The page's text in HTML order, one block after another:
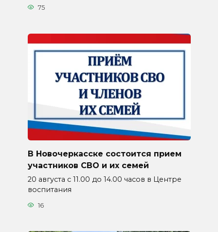
75
В Новочеркасске состоится прием
участников СВО и их семей
20 августа с 11.00 до 14.00 часов в Центре
воспитания
16